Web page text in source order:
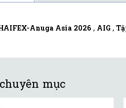
Anuga Asia 2026 , AIG ,
mục